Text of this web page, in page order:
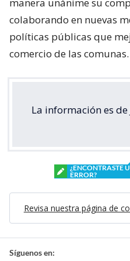
colaborando en nuevas
políticas públicas que
comercio de las comunas.
La información es
¿ENCONTRASTE
ERROR?
Revisa nuestra página de
Síguenos en: